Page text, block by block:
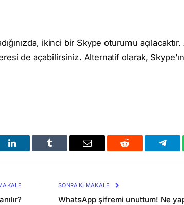
ikinci bir Skype oturumu açılacaktır.
de açabilirsiniz. Alternatif olarak,
LinkedIn Tumblr Email Reddit
SONRAKI MAKALE
WhatsApp şifremi unuttum! Ne